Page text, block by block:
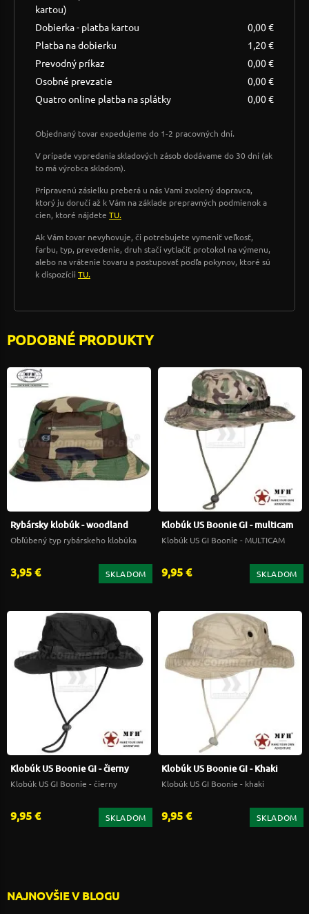
kartou)
Dobierka - platba kartou
0,00 €
Platba na dobierku
1,20 €
Prevodný príkaz
0,00 €
Osobné prevzatie
0,00 €
Quatro online platba na splátky
0,00 €
Objednaný tovar expedujeme do 1-2 pracovných dní.
V prípade vypredania skladových zásob dodávame do 30 dní (ak
to má výrobca skladom).
Pripravenú zásielku preberá u nás Vami zvolený dopravca,
ktorý ju doručí až k Vám na základe prepravných podmienok a
cien, ktoré nájdete TU.
Ak Vám tovar nevyhovuje, či potrebujete vymeniť veľkosť,
farbu, typ, prevedenie, druh stačí vytlačiť protokol na výmenu,
alebo na vrátenie tovaru a postupovať podľa pokynov, ktoré sú
k dispozícii TU.
PODOBNÉ PRODUKTY
Rybársky klobúk - woodland
Obľúbený typ rybárskeho klobúka
3,95 € SKLADOM
Klobúk US Boonie GI - multicam
Klobúk US GI Boonie - MULTICAM
9,95 € SKLADOM
Klobúk US Boonie GI - čierny
Klobúk US GI Boonie - čierny
9,95 € SKLADOM
Klobúk US Boonie GI - Khaki
Klobúk US GI Boonie - khaki
9,95 € SKLADOM
NAJNOVŠIE V BLOGU